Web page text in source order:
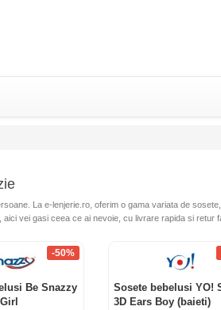
La e-lenjerie.ro, oferim o gama variata de
vei gasi ceea ce ai nevoie, cu livrare rapida si retur
-50%
Be Snazzy
Sosete bebelusi YO!
3D Ears Boy (baieti)